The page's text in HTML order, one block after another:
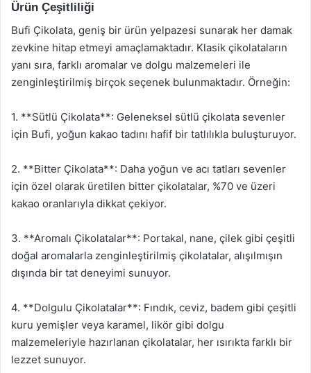
Ürün Çeşitliliği
Bufi Çikolata, geniş bir ürün yelpazesi sunarak her damak
zevkine hitap etmeyi amaçlamaktadır. Klasik çikolataların
yanı sıra, farklı aromalar ve dolgu malzemeleri ile
zenginleştirilmiş birçok seçenek bulunmaktadır. Örneğin:
1. **Sütlü Çikolata**: Geleneksel sütlü çikolata sevenler
için Bufi, yoğun kakao tadını hafif bir tatlılıkla buluşturuyor.
2. **Bitter Çikolata**: Daha yoğun ve acı tatları sevenler
için özel olarak üretilen bitter çikolatalar, %70 ve üzeri
kakao oranlarıyla dikkat çekiyor.
3. **Aromalı Çikolatalar**: Portakal, nane, çilek gibi çeşitli
doğal aromalarla zenginleştirilmiş çikolatalar, alışılmışın
dışında bir tat deneyimi sunuyor.
4. **Dolgulu Çikolatalar**: Fındık, ceviz, badem gibi çeşitli
kuru yemişler veya karamel, likör gibi dolgu
malzemeleriyle hazırlanan çikolatalar, her ısırıkta farklı bir
lezzet sunuyor.